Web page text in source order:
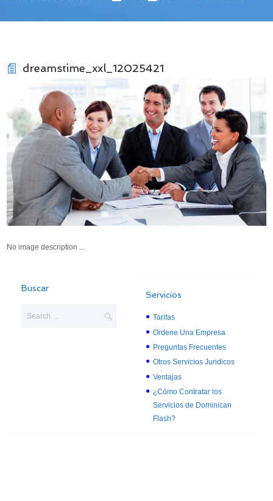
dreamstime_xxl_12025421
No image description ...
Buscar
Servicios
Tarifas
Ordene Una Empresa
Preguntas Frecuentes
Otros Servicios Juridicos
Ventajas
¿Cómo Contratar los
Servicios de Dominican
Flash?